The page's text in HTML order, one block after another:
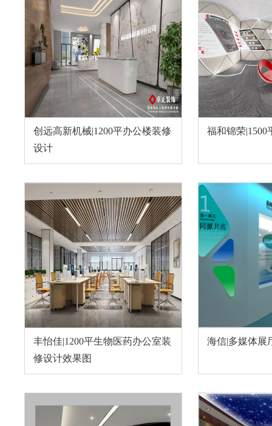
创远高新机械|1200平办公楼装修
设计
福和锦荣|1500
丰怡佳|1200平生物医药办公室装
修设计效果图
海信|多媒体展